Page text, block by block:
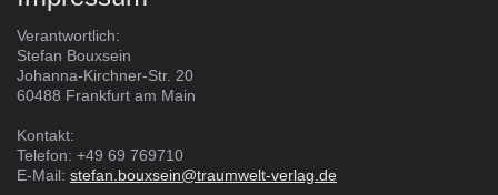
Verantwortlich:
Stefan Bouxsein
Johanna-Kirchner-Str. 20
60488 Frankfurt am Main
Kontakt:
Telefon: +49 69 769710
E-Mail: stefan.bouxsein@traumwelt-verlag.de